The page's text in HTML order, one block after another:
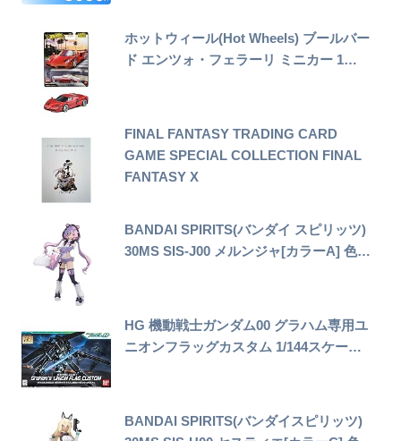
ホットウィール(Hot Wheels) ブールバー
ド エンツォ・フェラーリ ミニカー 1…
FINAL FANTASY TRADING CARD
GAME SPECIAL COLLECTION FINAL
FANTASY X
BANDAI SPIRITS(バンダイ スピリッツ)
30MS SIS-J00 メルンジャ[カラーA] 色…
HG 機動戦士ガンダム00 グラハム専用ユ
ニオンフラッグカスタム 1/144スケー…
BANDAI SPIRITS(バンダイスピリッツ)